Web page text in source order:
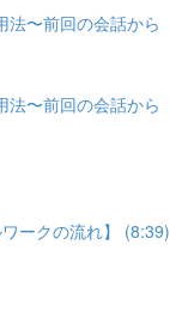
〜前回の会話から
〜前回の会話から
ークの流れ】 (8:39)